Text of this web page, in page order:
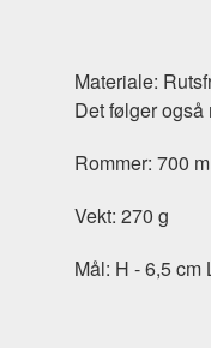
Materiale:
Det følger også
Rommer: 700
Vekt: 270 g
Mål: H - 6,5 cm